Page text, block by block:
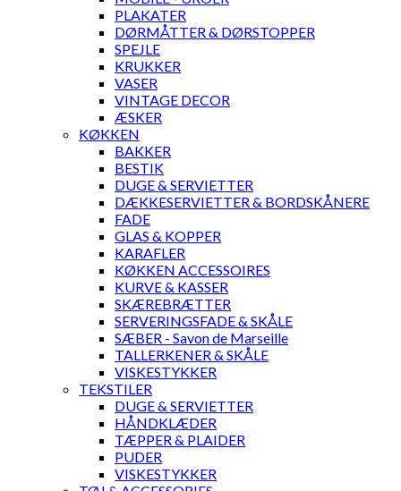
PLAKATER
DØRMÅTTER & DØRSTOPPER
SPEJLE
KRUKKER
VASER
VINTAGE DECOR
ÆSKER
KØKKEN
BAKKER
BESTIK
DUGE & SERVIETTER
DÆKKESERVIETTER & BORDSKÅNERE
FADE
GLAS & KOPPER
KARAFLER
KØKKEN ACCESSOIRES
KURVE & KASSER
SKÆREBRÆTTER
SERVERINGSFADE & SKÅLE
SÆBER - Savon de Marseille
TALLERKENER & SKÅLE
VISKESTYKKER
TEKSTILER
DUGE & SERVIETTER
HÅNDKLÆDER
TÆPPER & PLAIDER
PUDER
VISKESTYKKER